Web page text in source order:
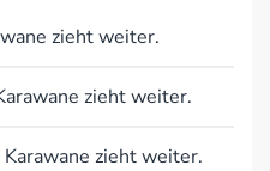
zieht weiter.
zieht weiter.
zieht weiter.